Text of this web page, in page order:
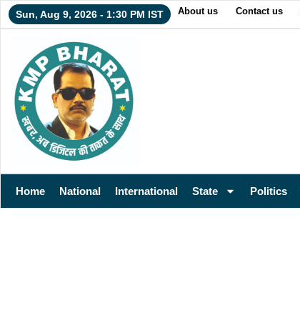
Sun, Aug 9, 2026 - 1:30 PM IST About us Contact us
Home National International State Politics